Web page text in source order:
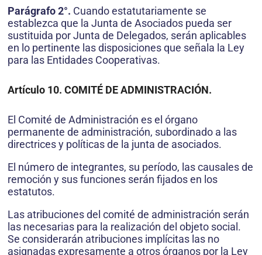
Parágrafo 2°. Cuando estatutariamente se
establezca que la Junta de Asociados pueda ser
sustituida por Junta de Delegados, serán aplicables
en lo pertinente las disposiciones que señala la Ley
para las Entidades Cooperativas.
Artículo 10. COMITÉ DE ADMINISTRACIÓN.
El Comité de Administración es el órgano
permanente de administración, subordinado a las
directrices y políticas de la junta de asociados.
El número de integrantes, su período, las causales de
remoción y sus funciones serán fijados en los
estatutos.
Las atribuciones del comité de administración serán
las necesarias para la realización del objeto social.
Se considerarán atribuciones implícitas las no
asignadas expresamente a otros órganos por la Ley